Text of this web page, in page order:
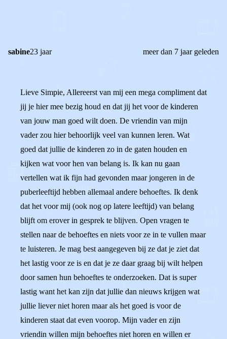
sabine23 jaar meer dan 7 jaar geleden
Lieve Simpie, Allereerst van mij een mega compliment dat
jij je hier mee bezig houd en dat jij het voor de kinderen
van jouw man goed wilt doen. De vriendin van mijn
vader zou hier behoorlijk veel van kunnen leren. Wat
goed dat jullie de kinderen zo in de gaten houden en
kijken wat voor hen van belang is. Ik kan nu gaan
vertellen wat ik fijn had gevonden maar jongeren in de
puberleeftijd hebben allemaal andere behoeftes. Ik denk
dat het voor mij (ook nog op latere leeftijd) van belang
blijft om erover in gesprek te blijven. Open vragen te
stellen naar de behoeftes en niets voor ze in te vullen maar
te luisteren. Je mag best aangegeven bij ze dat je ziet dat
het lastig voor ze is en dat je ze daar graag bij wilt helpen
door samen hun behoeftes te onderzoeken. Dat is super
lastig want het kan zijn dat jullie dan nieuws krijgen wat
jullie liever niet horen maar als het goed is voor de
kinderen staat dat even voorop. Mijn vader en zijn
vriendin willen mijn behoeftes niet horen en willen er